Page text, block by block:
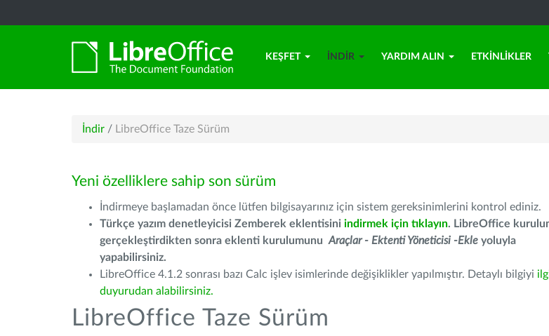
KEŞFET İNDIR YARDIM ALIN ETKINLIKLER
İndir / LibreOffice Taze Sürüm
Yeni özelliklere sahip son sürüm
İndirmeye başlamadan önce lütfen bilgisayarınız için sistem gereksinimlerini kontrol ediniz.
Türkçe yazım denetleyicisi Zemberek eklentisini indirmek için tıklayın. LibreOffice
gerçekleştirdikten sonra eklenti kurulumunu Araçlar - Ektenti Yöneticisi -Ekle yoluyla
yapabilirsiniz.
LibreOffice 4.1.2 sonrası bazı Calc işlev isimlerinde değişiklikler yapılmıştır. Detaylı bilgiyi
duyurudan alabilirsiniz.
LibreOffice Taze Sürüm